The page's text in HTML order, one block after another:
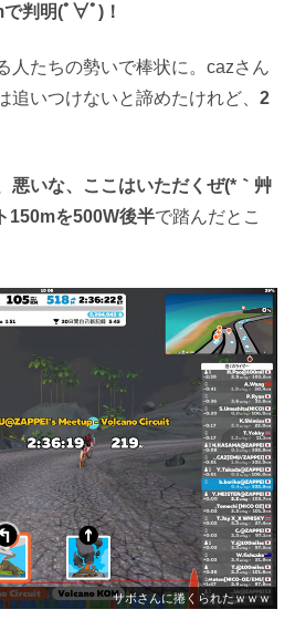
判明(ﾟ∀ﾟ)！
人たちの勢いで棒状に。cazさん
追いつけないと諦めたけれど、 2
悪いな、ここはいただくぜ(*｀艸
150mを500W後半で踏んだとこ
サボさんに捲くられたｗｗｗ